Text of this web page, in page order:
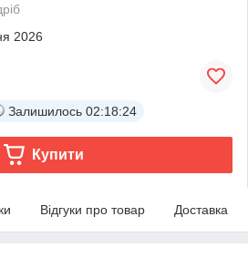
2026
Залишилось 02:18:23
Купити
Відгуки про товар Доставка